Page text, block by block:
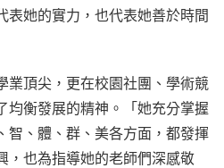
表她的實力，也代表她善於時間
業頂尖，更在校園社團、學術競
均衡發展的精神。「她充分掌握
智、體、群、美各方面，都發揮
，也為指導她的老師們深感敬